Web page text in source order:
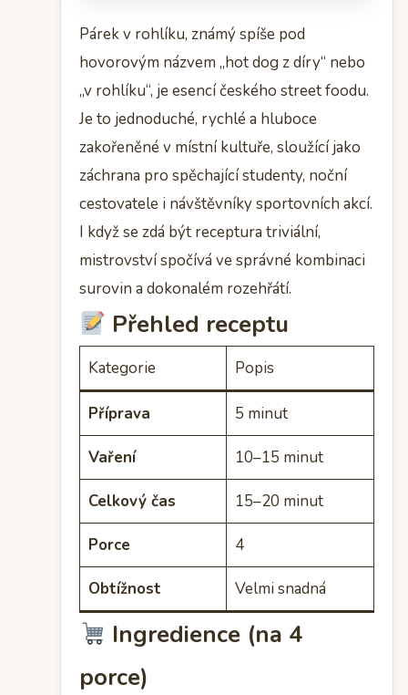
Párek v rohlíku, známý spíše pod
hovorovým názvem „hot dog z díry“ nebo
„v rohlíku“, je esencí českého street foodu.
Je to jednoduché, rychlé a hluboce
zakořeněné v místní kultuře, sloužící jako
záchrana pro spěchající studenty, noční
cestovatele i návštěvníky sportovních akcí.
I když se zdá být receptura triviální,
mistrovství spočívá ve správné kombinaci
surovin a dokonalém rozehřátí.
Přehled receptu
Kategorie Popis
Příprava 5 minut
Vaření 10–15 minut
Celkový čas 15–20 minut
Porce 4
Obtížnost Velmi snadná
Ingredience (na 4
porce)